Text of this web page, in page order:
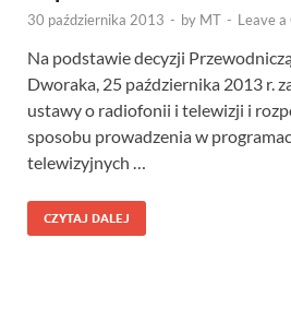
30 października 2013 - by MT - Leave
Na podstawie decyzji
Dworaka, 25 października 2013 r.
ustawy o radiofonii i telewizji i
sposobu prowadzenia w
telewizyjnych …
CZYTAJ DALEJ